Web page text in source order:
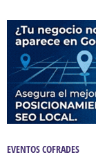
EVENTOS COFRADES